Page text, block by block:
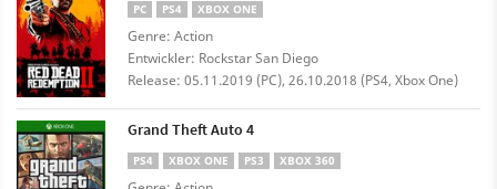
PC PS4 XBOX ONE
Genre: Action
Entwickler: Rockstar San Diego
Release: 05.11.2019 (PC), 26.10.2018 (PS4, Xbox One)
Grand Theft Auto 4
PS4 XBOX ONE PS3 XBOX 360